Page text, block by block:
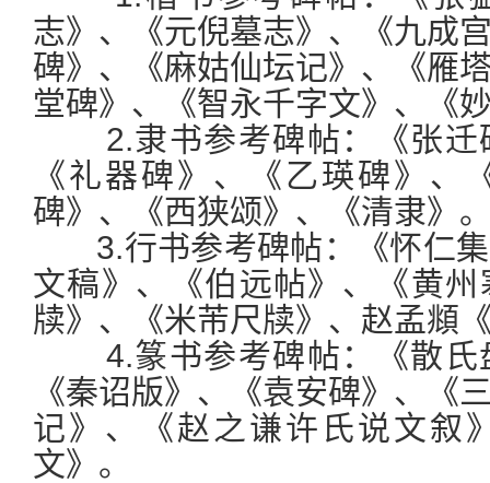
志》、《元倪墓志》、《九成
碑》、《麻姑仙坛记》、《雁
堂碑》、《智永千字文》、《
2.隶书参考碑帖：《张迁
《礼器碑》、《乙瑛碑》、
碑》、《西狭颂》、《清隶》
3.行书参考碑帖：《怀仁集
文稿》、《伯远帖》、《黄
牍》、《米芾尺牍》、赵孟頫
4.篆书参考碑帖：《散氏
《秦诏版》、《袁安碑》、《
记》、《赵之谦许氏说文叙
文》。